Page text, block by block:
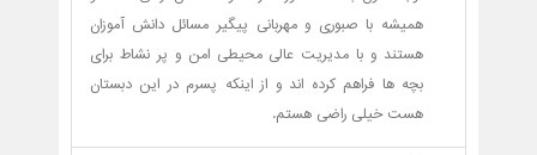
همیشه با صبوری و مهربانی پیگیر مسائل دانش آموزان
هستند و با مدیریت عالی محیطی امن و پر نشاط برای
بچه ها فراهم کرده اند و از اینکه پسرم در این دبستان
هست خیلی راضی هستم.